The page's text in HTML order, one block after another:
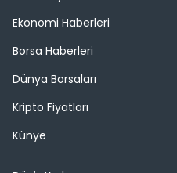
Ekonomi Haberleri
Borsa Haberleri
Dünya Borsaları
Kripto Fiyatları
Künye